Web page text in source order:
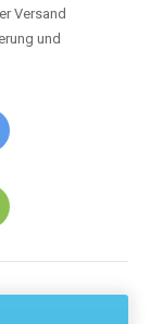
Versand
und